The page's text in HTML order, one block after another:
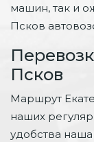
машин, так и
Псков
Псков
Маршрут
наших
удобства